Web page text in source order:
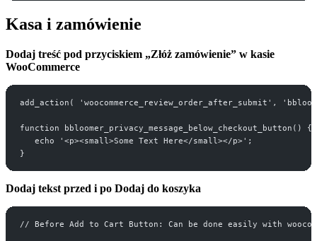
Kasa i zamówienie
Dodaj treść pod przyciskiem „Złóż zamówienie” w kasie
WooCommerce
add_action( 'woocommerce_review_order_after_submit',
function bbloomer_privacy_message_below_checkout_button() {
   echo '<p><small>Some Text Here</small></p>';
}
Dodaj tekst przed i po Dodaj do koszyka
// Before Add to Cart Button: Can be done easily with